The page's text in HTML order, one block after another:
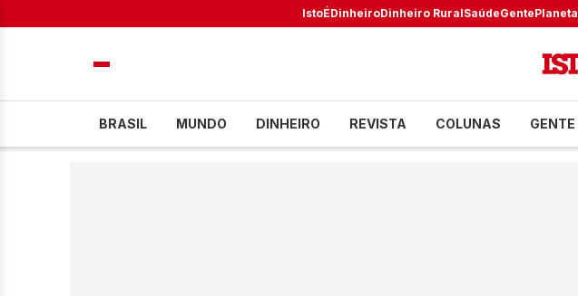
IstoÉDinheiroDinheiro RuralSaúdeGentePlaneta
BRASIL MUNDO DINHEIRO REVISTA COLUNAS GENTE